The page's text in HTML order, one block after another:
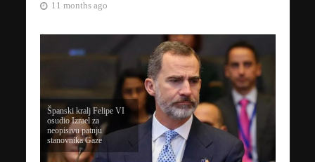
11 months ago
Španski kralj Felipe VI
osudio Izrael za
neopisivu patnju
stanovnika Gaze